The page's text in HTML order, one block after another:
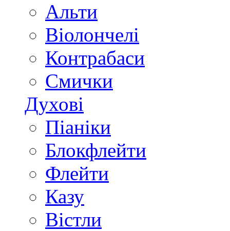
Альти
Віолончелі
Контрабаси
Смички
Духові
Піаніки
Блокфлейти
Флейти
Казу
Вістли